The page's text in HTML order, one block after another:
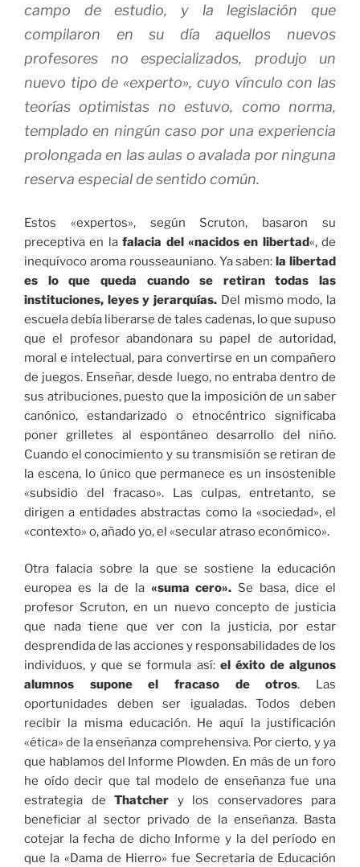
campo de estudio, y la legislación que
compilaron en su día aquellos nuevos
profesores no especializados, produjo un
nuevo tipo de «experto», cuyo vínculo con las
teorías optimistas no estuvo, como norma,
templado en ningún caso por una experiencia
prolongada en las aulas o avalada por ninguna
reserva especial de sentido común.
Estos «expertos», según Scruton, basaron su
preceptiva en lafalacia del «nacidos en libertad«, de
inequívoco aroma rousseauniano. Ya saben:la libertad
es lo que queda cuando se retiran todas las
instituciones, leyes y jerarquías. Del mismo modo, la
escuela debía liberarse de tales cadenas, lo que supuso
que el profesor abandonara su papel de autoridad,
moral e intelectual, para convertirse en un compañero
de juegos. Enseñar, desde luego, no entraba dentro de
sus atribuciones, puesto que la imposición de un saber
canónico, estandarizado o etnocéntrico significaba
poner grilletes al espontáneo desarrollo del niño.
Cuando el conocimiento y su transmisión se retiran de
la escena, lo único que permanece es un insostenible
«subsidio del fracaso». Las culpas, entretanto, se
dirigen a entidades abstractas como la «sociedad», el
«contexto» o, añado yo, el «secular atraso económico».
Otra falacia sobre la que se sostiene la educación
europea es la de la «suma cero». Se basa, dice el
profesor Scruton, en un nuevo concepto de justicia
que nada tiene que ver con la justicia, por estar
desprendida de las acciones y responsabilidades de los
individuos, y que se formula así: el éxito de algunos
alumnos supone el fracaso de otros. Las
oportunidades deben ser igualadas. Todos deben
recibir la misma educación. He aquí la justificación
«ética» de la enseñanza comprehensiva. Por cierto, y ya
que hablamos del Informe Plowden. En más de un foro
he oído decir que tal modelo de enseñanza fue una
estrategia de Thatcher y los conservadores para
beneficiar al sector privado de la enseñanza. Basta
cotejar la fecha de dicho Informe y la del período en
que la «Dama de Hierro» fue Secretaria de Educación